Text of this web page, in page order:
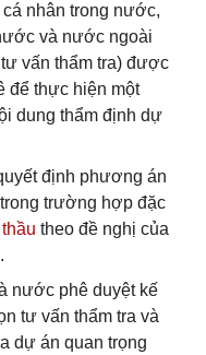
nhân trong nước,
và nước ngoài
vấn thẩm tra) được
để thực hiện một
dung thẩm định dự
định phương án
trường hợp đặc
theo đề nghị của
nước phê duyệt kế
tư vấn thẩm tra và
dự án quan trọng